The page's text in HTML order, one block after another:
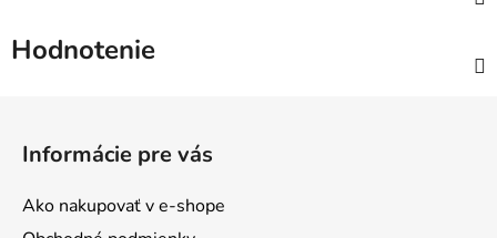
Hodnotenie
Informácie pre vás
Ako nakupovať v e-shope